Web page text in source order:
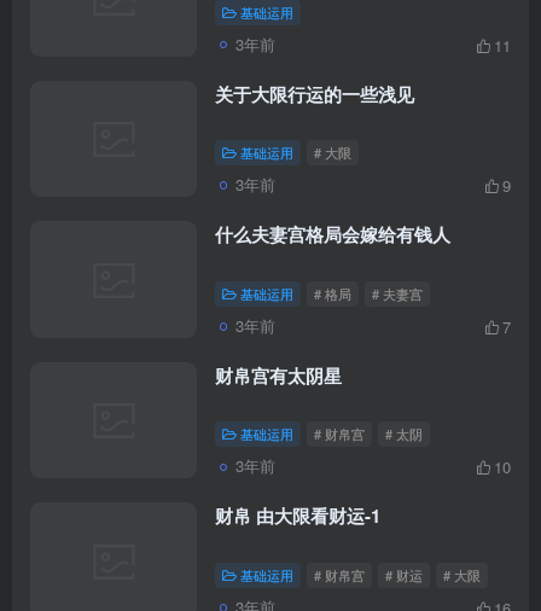
基础运用
3年前 11
关于大限行运的一些浅见
基础运用 # 大限
3年前 9
什么夫妻宫格局会嫁给有钱人
基础运用 # 格局 # 夫妻宫
3年前 7
财帛宫有太阴星
基础运用 # 财帛宫 # 太阴
3年前 10
财帛 由大限看财运-1
基础运用 # 财帛宫 # 财运 # 大限